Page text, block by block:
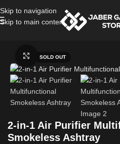
Skip to navigation
Skip to main content
SOLD OUT
Click to enlarge
2-in-1 Air Purifier
Smokeless Ashtray